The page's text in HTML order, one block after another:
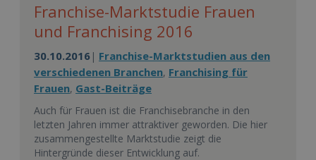
Franchise-Marktstudie Frauen
und Franchising 2016
30.10.2016 | Franchise-Marktstudien aus den
verschiedenen Branchen, Franchising für
Frauen, Gast-Beiträge
Auch für Frauen ist die Franchisebranche in den
letzten Jahren immer attraktiver geworden. Die hier
zusammengestellte Marktstudie zeigt die
Hintergründe dieser Entwicklung auf.